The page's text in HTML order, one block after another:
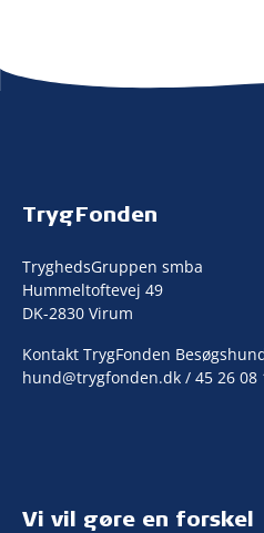
TrygFonden
TryghedsGruppen smba
Hummeltoftevej 49
DK-2830 Virum
Kontakt TrygFonden
hund@trygfonden.dk / 45 26 08
Vi vil gøre en forskel